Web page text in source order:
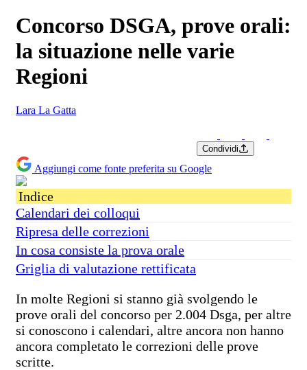
Concorso DSGA, prove orali:
la situazione nelle varie
Regioni
Lara La Gatta
Condividi
Aggiungi come fonte preferita su Google
Indice
Calendari dei colloqui
Ripresa delle correzioni
In cosa consiste la prova orale
Griglia di valutazione rettificata
In molte Regioni si stanno già svolgendo le
prove orali del concorso per 2.004 Dsga, per altre
si conoscono i calendari, altre ancora non hanno
ancora completato le correzioni delle prove
scritte.